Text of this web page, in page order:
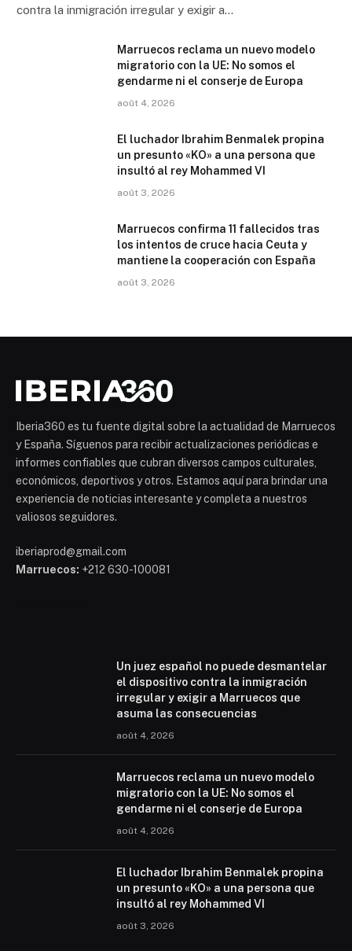
contra la inmigración irregular y exigir a…
Marruecos reclama un nuevo modelo
migratorio con la UE: No somos el
gendarme ni el conserje de Europa
août 4, 2026
El luchador Ibrahim Benmalek propina
un presunto «KO» a una persona que
insultó al rey Mohammed VI
août 3, 2026
Marruecos confirma 11 fallecidos tras
los intentos de cruce hacia Ceuta y
mantiene la cooperación con España
août 3, 2026
Iberia360 es tu fuente digital sobre la actualidad de Marruecos
y España. Síguenos para recibir actualizaciones periódicas e
informes confiables que cubran diversos campos culturales,
económicos, deportivos y otros. Estamos aquí para brindar una
experiencia de noticias interesante y completa a nuestros
valiosos seguidores.
iberiaprod@gmail.com
Marruecos: +212 630-100081
Un juez español no puede desmantelar
el dispositivo contra la inmigración
irregular y exigir a Marruecos que
asuma las consecuencias
août 4, 2026
Marruecos reclama un nuevo modelo
migratorio con la UE: No somos el
gendarme ni el conserje de Europa
août 4, 2026
El luchador Ibrahim Benmalek propina
un presunto «KO» a una persona que
insultó al rey Mohammed VI
août 3, 2026